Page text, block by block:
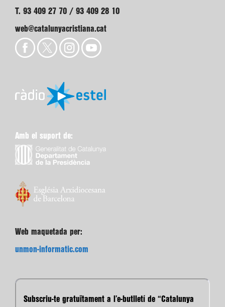
T. 93 409 27 70 / 93 409 28 10
web@catalunyacristiana.cat
Amb el suport de:
Web maquetada per:
unmon-informatic.com
Subscriu-te gratuïtament a l’e-butlletí de “Catalunya